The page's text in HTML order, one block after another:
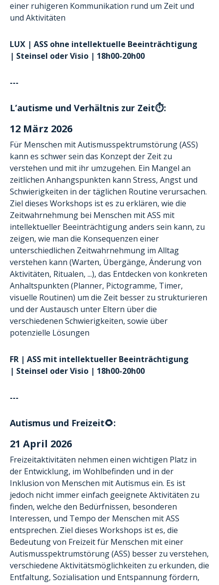
einer ruhigeren Kommunikation rund um Zeit und
und Aktivitäten
LUX | ASS ohne intellektuelle Beeinträchtigung
| Steinsel oder Visio | 18h00-20h00
---
L’autisme und Verhältnis zur Zeit⏱️:
12 März 2026
Für Menschen mit Autismusspektrumstörung (ASS)
kann es schwer sein das Konzept der Zeit zu
verstehen und mit ihr umzugehen. Ein Mangel an
zeitlichen Anhangspunkten kann Stress, Angst und
Schwierigkeiten in der täglichen Routine verursachen.
Ziel dieses Workshops ist es zu erklären, wie die
Zeitwahrnehmung bei Menschen mit ASS mit
intellektueller Beeinträchtigung anders sein kann, zu
zeigen, wie man die Konsequenzen einer
unterschiedlichen Zeitwahrnehmung im Alltag
verstehen kann (Warten, Übergänge, Änderung von
Aktivitäten, Ritualen, ...), das Entdecken von konkreten
Anhaltspunkten (Planner, Pictogramme, Timer,
visuelle Routinen) um die Zeit besser zu strukturieren
und der Austausch unter Eltern über die
verschiedenen Schwierigkeiten, sowie über
potenzielle Lösungen
FR | ASS mit intellektueller Beeinträchtigung
| Steinsel oder Visio | 18h00-20h00
---
Autismus und Freizeit🌻:
21 April 2026
Freizeitaktivitäten nehmen einen wichtigen Platz in
der Entwicklung, im Wohlbefinden und in der
Inklusion von Menschen mit Autismus ein. Es ist
jedoch nicht immer einfach geeignete Aktivitäten zu
finden, welche den Bedürfnissen, besonderen
Interessen, und Tempo der Menschen mit ASS
entsprechen. Ziel dieses Workshops ist es, die
Bedeutung von Freizeit für Menschen mit einer
Autismusspektrumstörung (ASS) besser zu verstehen,
verschiedene Aktivitätsmöglichkeiten zu erkunden, die
Entfaltung, Sozialisation und Entspannung fördern,